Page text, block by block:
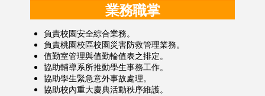
業務職掌
負責校園安全綜合業務。
負責桃園校區校園災害防救管理業務。
值勤室管理與值勤輪值表之排定。
協助輔導系所推動學生事務工作。
協助學生緊急意外事故處理。
協助校內重大慶典活動秩序維護。